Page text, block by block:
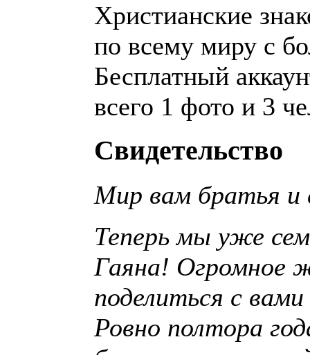
Христианские
по всему миру с
Бесплатный
всего 1 фото и 3
Свидетельство
Мир вам братья и
Теперь мы уже
Гаяна! Огромное
поделиться с
Ровно полтора